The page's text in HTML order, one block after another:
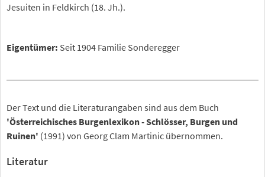
Jesuiten in Feldkirch (18. Jh.).
Eigentümer: Seit 1904 Familie Sonderegger
Der Text und die Literaturangaben sind aus dem Buch
'Österreichisches Burgenlexikon - Schlösser, Burgen und
Ruinen' (1991) von Georg Clam Martinic übernommen.
Literatur